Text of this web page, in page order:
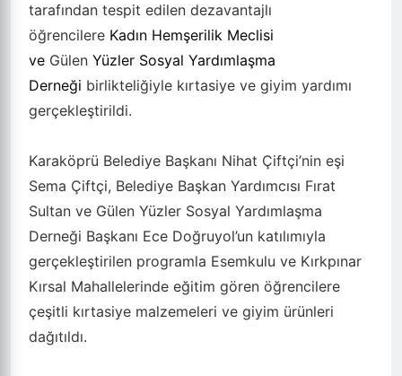
tarafından tespit edilen dezavantajlı
öğrencilere Kadın Hemşerilik Meclisi
ve Gülen Yüzler Sosyal Yardımlaşma
Derneği birlikteliğiyle kırtasiye ve giyim yardımı
gerçekleştirildi.
Karaköprü Belediye Başkanı Nihat Çiftçi’nin eşi
Sema Çiftçi, Belediye Başkan Yardımcısı Fırat
Sultan ve Gülen Yüzler Sosyal Yardımlaşma
Derneği Başkanı Ece Doğruyol’un katılımıyla
gerçekleştirilen programla Esemkulu ve Kırkpınar
Kırsal Mahallelerinde eğitim gören öğrencilere
çeşitli kırtasiye malzemeleri ve giyim ürünleri
dağıtıldı.